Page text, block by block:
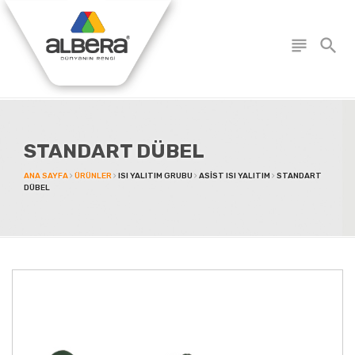
subject search
STANDART DÜBEL
ANA SAYFA ÜRÜNLER ISI YALITIM GRUBU ASIST ISI YALITIM
STANDART
DÜBEL